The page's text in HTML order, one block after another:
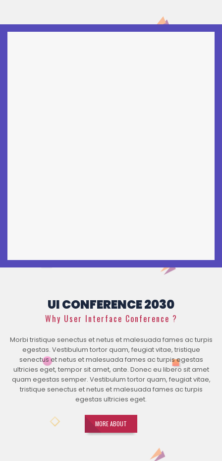
UI CONFERENCE 2030
Why User Interface Conference ?
Morbi tristique senectus et netus et malesuada fames ac turpis
egestas. Vestibulum tortor quam, feugiat vitae, tristique
senectus et netus et malesuada fames ac turpis egestas
ultricies eget, tempor sit amet, ante. Donec eu libero sit amet
quam egestas semper. Vestibulum tortor quam, feugiat vitae,
tristique senectus et netus et malesuada fames ac turpis
egestas ultricies eget.
MORE ABOUT